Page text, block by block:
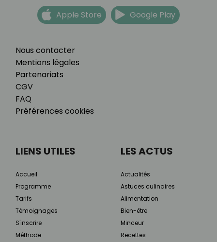
Nous contacter
Mentions légales
Partenariats
CGV
FAQ
Préférences cookies
Apple Store Google Play
LIENS UTILES
Accueil
Programme
Tarifs
Témoignages
S'inscrire
Méthode
LES ACTUS
Actualités
Astuces culinaires
Alimentation
Bien-être
Minceur
Recettes